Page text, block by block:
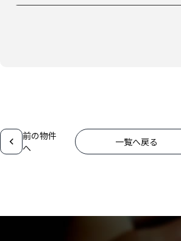
前の物件
へ
一覧へ戻る